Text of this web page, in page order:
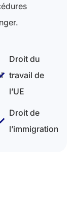
Droit du
travail de
l’UE
Droit de
l’immigration